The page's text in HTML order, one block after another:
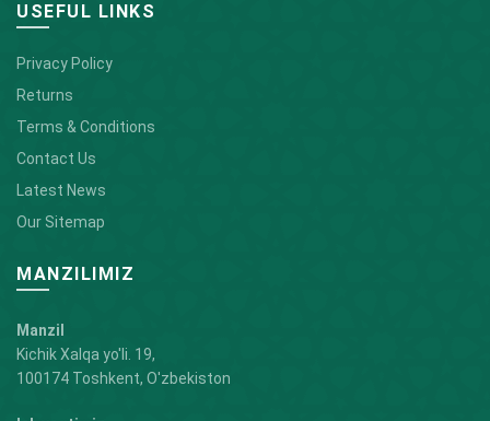
USEFUL LINKS
Privacy Policy
Returns
Terms & Conditions
Contact Us
Latest News
Our Sitemap
MANZILIMIZ
Manzil
Kichik Xalqa yo'li. 19,
100174 Toshkent, O'zbekiston